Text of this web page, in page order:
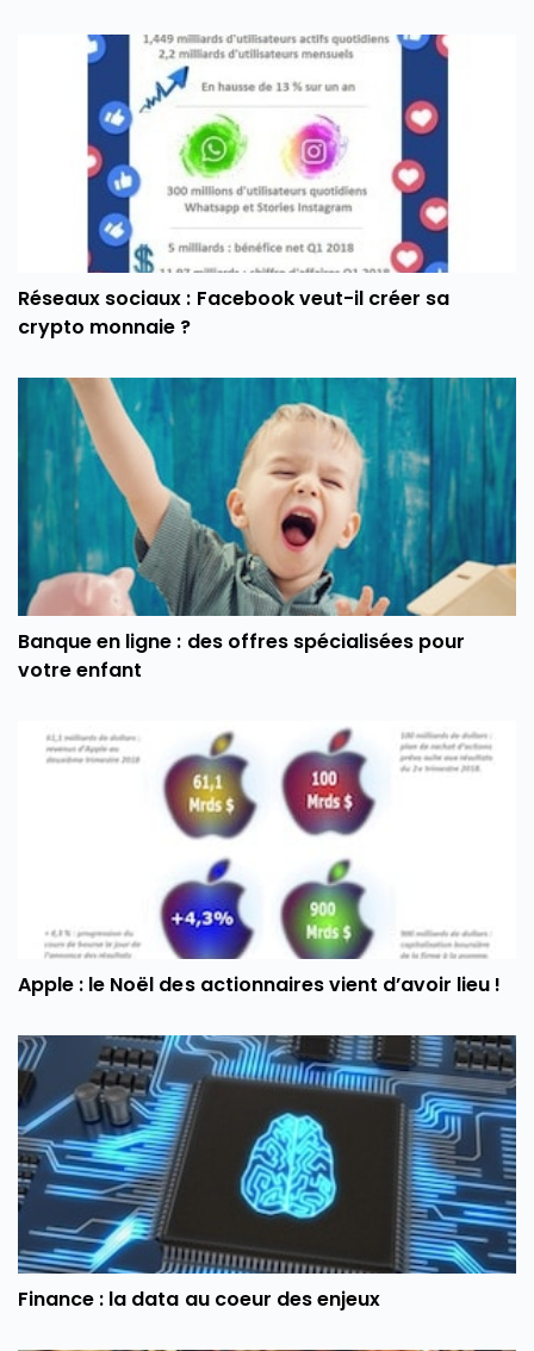
Réseaux sociaux : Facebook veut-il créer sa
crypto monnaie ?
Banque en ligne : des offres spécialisées pour
votre enfant
Apple : le Noël des actionnaires vient d’avoir lieu !
Finance : la data au coeur des enjeux